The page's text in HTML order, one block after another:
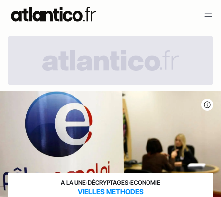
A LA UNE›DÉCRYPTAGES›ECONOMIE
VIELLES METHODES